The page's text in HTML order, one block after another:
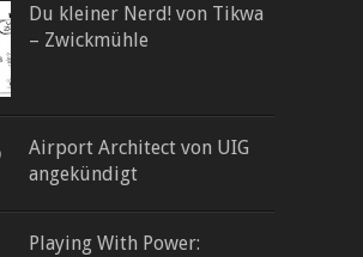
Du kleiner Nerd! von Tikwa
– Zwickmühle
Airport Architect von UIG
angekündigt
Playing With Power: